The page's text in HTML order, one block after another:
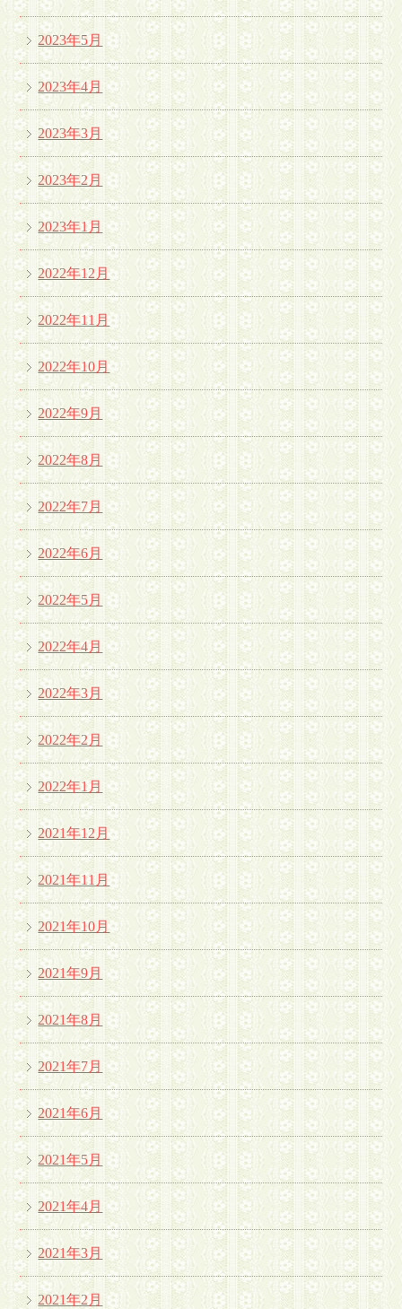
2023年5月
2023年4月
2023年3月
2023年2月
2023年1月
2022年12月
2022年11月
2022年10月
2022年9月
2022年8月
2022年7月
2022年6月
2022年5月
2022年4月
2022年3月
2022年2月
2022年1月
2021年12月
2021年11月
2021年10月
2021年9月
2021年8月
2021年7月
2021年6月
2021年5月
2021年4月
2021年3月
2021年2月